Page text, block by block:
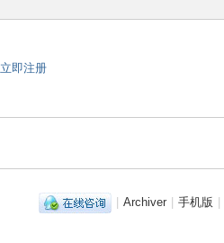
立即注册
Archiver 手机版